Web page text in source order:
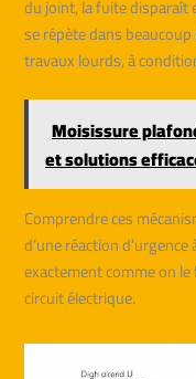
du joint, la fuite disparaît
se répète dans
travaux lourds, à
Moisissure
et solutions
Comprendre ces
d’une réaction
exactement comme on
circuit électrique.